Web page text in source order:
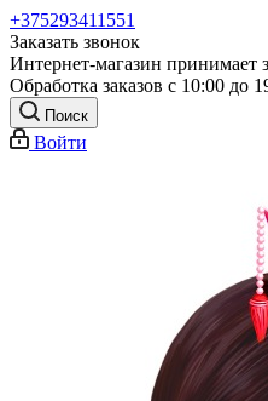
+375293411551
Заказать звонок
Интернет-магазин принимает
Обработка заказов с 10:00 до
Поиск
Войти